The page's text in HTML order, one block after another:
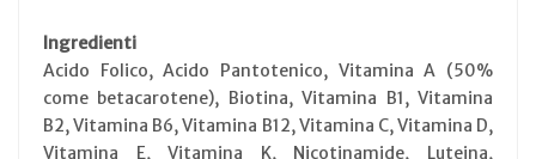
Ingredienti
Acido Folico, Acido Pantotenico, Vitamina A (50%
come betacarotene), Biotina, Vitamina B1, Vitamina
B2, Vitamina B6, Vitamina B12, Vitamina C, Vitamina D,
Vitamina E, Vitamina K, Nicotinamide, Luteina,